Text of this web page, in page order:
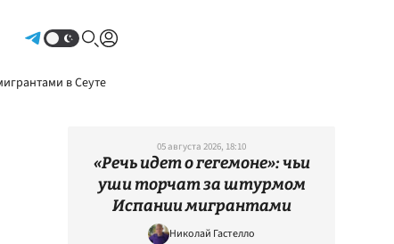
в Сеуте
05 августа 2026, 18:10
«Речь идет о гегемоне»: чьи
уши торчат за штурмом
Испании мигрантами
Николай Гастелло